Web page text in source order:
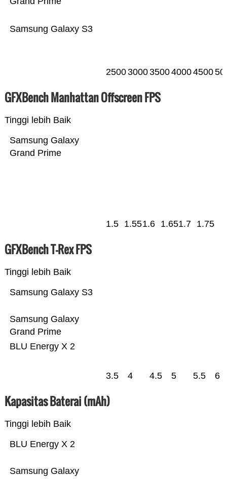
Samsung Galaxy S3
25003000350040004500
GFXBench Manhattan Offscreen FPS
Tinggi lebih Baik
Samsung Galaxy
Grand Prime
1.5 1.551.6 1.651.7 1.75
GFXBench T-Rex FPS
Tinggi lebih Baik
BLU Energy X 2
Samsung Galaxy
Grand Prime
Samsung Galaxy S3
3.5 4 4.5 5 5.5 6
Kapasitas Baterai (mAh)
Tinggi lebih Baik
Samsung Galaxy
BLU Energy X 2